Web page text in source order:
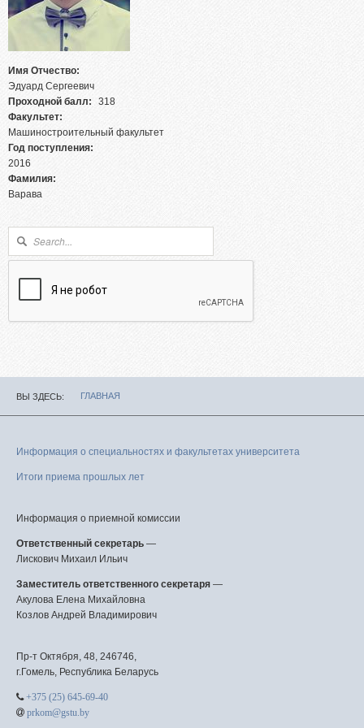
Зачисление без вступительных испытаний
Родителям абитуриентов
Часто задаваемые вопросы
Факультет довузовской подготовки
Централизованное тестирование
Репетиционное тестирование
Профориентанционные мероприятия 2023/2024
Имя Отчество:
Эдуард Сергеевич
Проходной балл:
318
Факультет:
Машиностроительный факультет
Год поступления:
2016
Фамилия:
Варава
Форма поиска
Поиск
ВЫ ЗДЕСЬ ГЛАВНАЯ
Информация о специальностях и факультетах университета
Итоги приема прошлых лет
Информация о приемной комиссии
Ответственный секретарь —
Лискович Михаил Ильич
Заместитель ответственного секретаря —
Акулова Елена Михайловна
Козлов Андрей Владимирович
Пр-т Октября, 48, 246746,
г.Гомель, Республика Беларусь
+375 (25) 645-69-40
prkom@gstu.by